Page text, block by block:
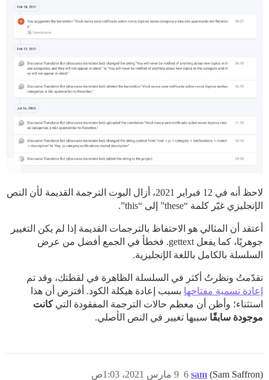
لاحظ أنه في 12 فبراير 2021، أزال البوت الترجمة القديمة لأن النص
الإنجليزي غيّر كلمة “these” إلى “this”.
أعتقد أن المثالي هو الاحتفاظ بالترجمات القديمة إذا لم يكن التغيير
جوهريًا، كما يفعل gettext. فخطأ في الجمع أفضل من عرض
السلسلة بالكامل باللغة الإنجليزية.
تقدّمتُ ونظرتُ أكثر في السلسلة الظاهرة في لقطتك، وقد تم
إعادة تسمية مفتاحها بسبب إعادة هيكلة الكود. أفترض أن هذا
استثناء؛ وأظن أن معظم حالات الترجمة المفقودة التيكانت
موجودة سابقًا سببها تغيير في النص الأصلي.
sam (Sam Saffron) 9 مارس 2021، 1:03ص 6